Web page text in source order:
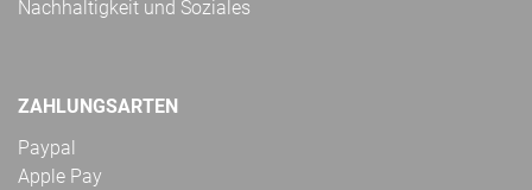
Nachhaltigkeit und Soziales
ZAHLUNGSARTEN
Paypal
Apple Pay